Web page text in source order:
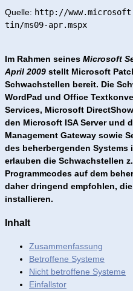
Quelle: http://
tin/ms09-apr.mspx
Im Rahmen seines Microsoft
April 2009 stellt Microsoft
Schwachstellen bereit. Die
WordPad und Office
Services, Microsoft
den Microsoft ISA Server und
Management Gateway sowie
des beherbergenden
erlauben die Schwachstellen
Programmcodes auf dem
daher dringend empfohlen,
installieren.
Inhalt
Zusammenfassung
Betroffene Systeme
Nicht betroffene Systeme
Einfallstor